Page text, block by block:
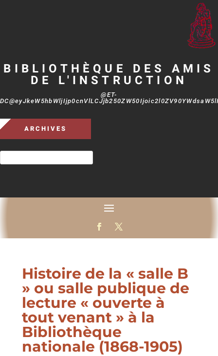
BIBLIOTHÈQUE DES AMIS
DE L'INSTRUCTION
@ET-
ARCHIVES
Histoire de la « salle B
» ou salle publique de
lecture « ouverte à
tout venant » à la
Bibliothèque
nationale (1868-1905)